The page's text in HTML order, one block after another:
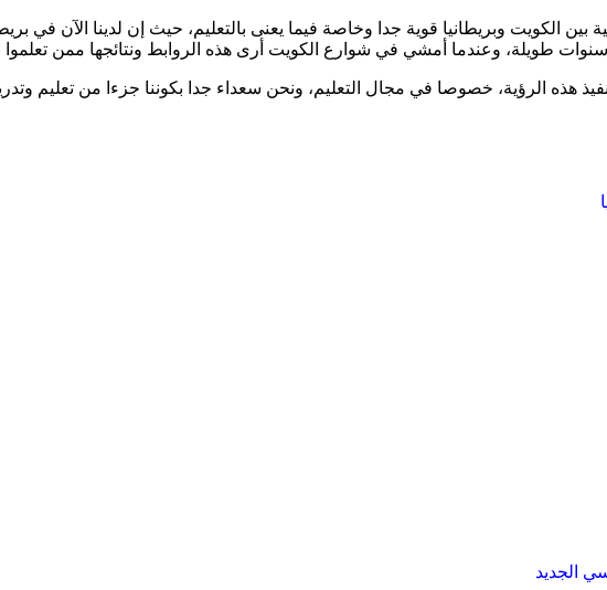
طويلة، وعندما أمشي في شوارع الكويت أرى هذه الروابط ونتائجها ممن تعلموا
الجديد